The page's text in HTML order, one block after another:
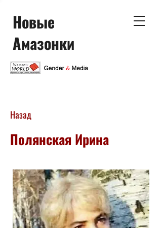
Новые
Амазонки
Назад
Полянская Ирина